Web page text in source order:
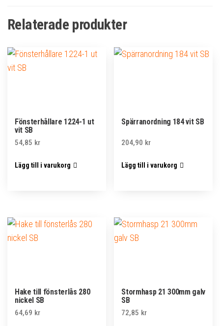
Relaterade produkter
Fönsterhållare 1224-1 ut
vit SB
54,85 kr
Lägg till i varukorg
Spärranordning 184 vit SB
204,90 kr
Lägg till i varukorg
Hake till fönsterlås 280
nickel SB
64,69 kr
Stormhasp 21 300mm galv
SB
72,85 kr